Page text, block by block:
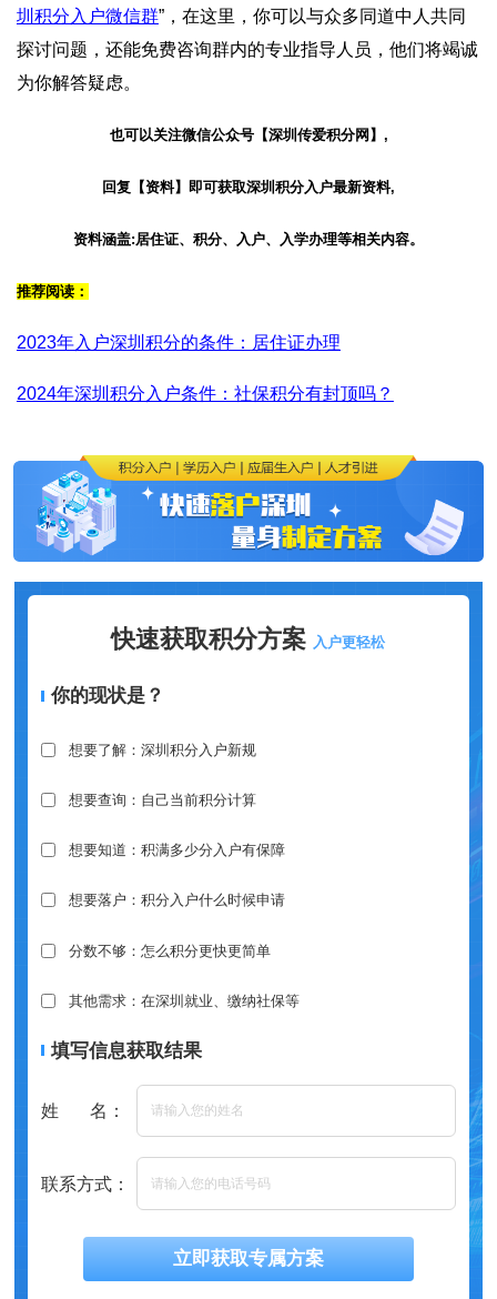
圳积分入户微信群”，在这里，你可以与众多同道中人共同
探讨问题，还能免费咨询群内的专业指导人员，他们将竭诚
为你解答疑虑。
也可以关注微信公众号【深圳传爱积分网】,
回复【资料】即可获取深圳积分入户最新资料,
资料涵盖:居住证、积分、入户、入学办理等相关内容。
推荐阅读：
2023年入户深圳积分的条件：居住证办理
2024年深圳积分入户条件：社保积分有封顶吗？
快速获取积分方案 入户更轻松
你的现状是？
想要了解：深圳积分入户新规
想要查询：自己当前积分计算
想要知道：积满多少分入户有保障
想要落户：积分入户什么时候申请
分数不够：怎么积分更快更简单
其他需求：在深圳就业、缴纳社保等
填写信息获取结果
姓 名：
联系方式：
立即获取专属方案